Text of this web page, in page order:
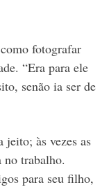
fotografar
“Era para ele
senão ia ser de
jeito; às vezes as
no trabalho.
para seu filho,